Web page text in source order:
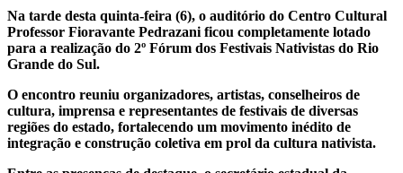
Na tarde desta quinta-feira (6), o auditório do Centro Cultural
Professor Fioravante Pedrazani ficou completamente lotado
para a realização do 2º Fórum dos Festivais Nativistas do Rio
Grande do Sul.
O encontro reuniu organizadores, artistas, conselheiros de
cultura, imprensa e representantes de festivais de diversas
regiões do estado, fortalecendo um movimento inédito de
integração e construção coletiva em prol da cultura nativista.